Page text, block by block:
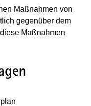
Maßnahmen von
gegenüber dem
Maßnahmen